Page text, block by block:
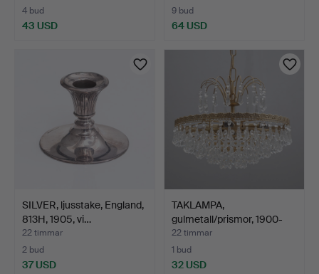
4 bud
43 USD
9 bud
64 USD
SILVER, ljusstake, England,
813H, 1905, vi…
22 timmar
2 bud
37 USD
TAKLAMPA,
gulmetall/prismor, 1900-
talets a…
22 timmar
1 bud
32 USD